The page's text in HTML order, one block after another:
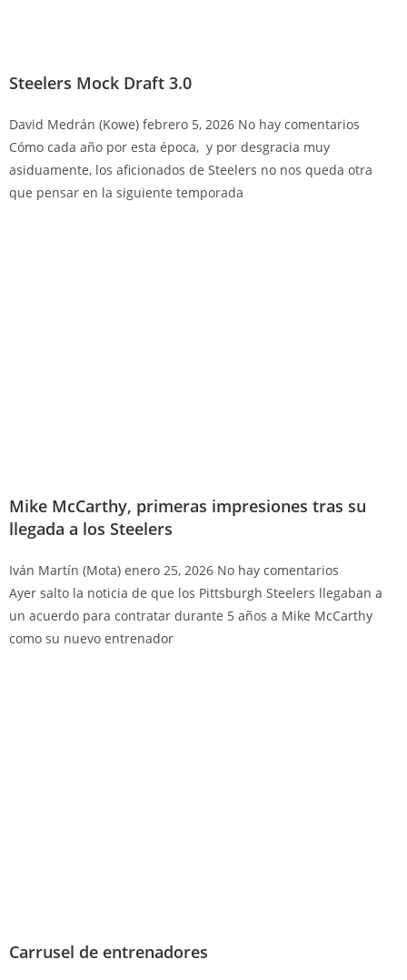
Steelers Mock Draft 3.0
David Medrán (Kowe) febrero 5, 2026 No hay comentarios
Cómo cada año por esta época, y por desgracia muy
asiduamente, los aficionados de Steelers no nos queda otra
que pensar en la siguiente temporada
Mike McCarthy, primeras impresiones tras su
llegada a los Steelers
Iván Martín (Mota) enero 25, 2026 No hay comentarios
Ayer salto la noticia de que los Pittsburgh Steelers llegaban a
un acuerdo para contratar durante 5 años a Mike McCarthy
como su nuevo entrenador
Carrusel de entrenadores